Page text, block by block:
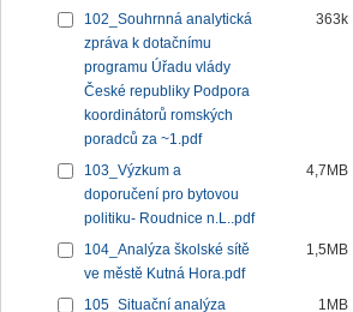
102_Souhrnná analytická
zpráva k dotačnímu
programu Úřadu vlády
České republiky Podpora
koordinátorů romských
poradců za ~1.pdf
363k
103_Výzkum a
doporučení pro bytovou
politiku- Roudnice n.L..pdf
4,7MB
104_Analýza školské sítě
ve městě Kutná Hora.pdf
1,5MB
105_Situační analýza
1MB